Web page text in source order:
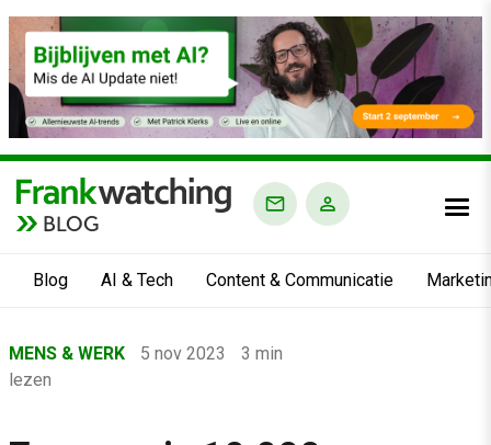
BLOG
Blog AI & Tech Content & Communicatie
›MENS & WERK 5 nov 2023
3 min
lezen